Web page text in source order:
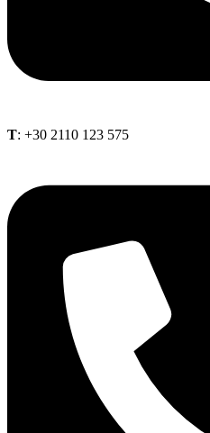
Τ: +30 2110 123 575